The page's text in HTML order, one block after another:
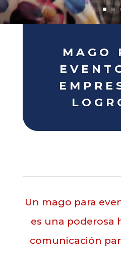
MAGO
Un mago para
es una poderosa
comunicación